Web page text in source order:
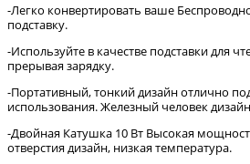
-Легко конвертировать ваше
подставку.
-Используйте в качестве подставки для
прерывая зарядку.
-Портативный, тонкий дизайн отлично
использования. Железный человек
-Двойная Катушка 10 Вт Высокая
отверстия дизайн, низкая температура.